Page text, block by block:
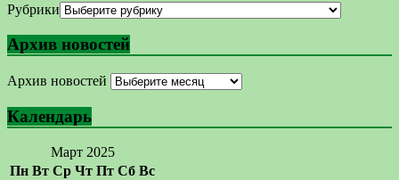
Рубрики
Архив новостей
Архив новостей
Календарь
Март 2025
Пн Вт Ср Чт Пт Сб Вс